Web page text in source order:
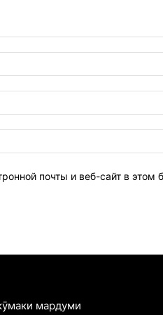
почты и веб-сайт в
мардуми